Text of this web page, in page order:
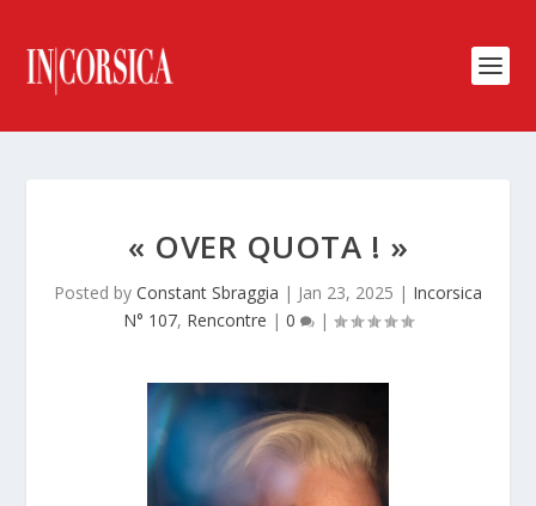
« OVER QUOTA ! »
Posted by Constant Sbraggia | Jan 23, 2025 | Incorsica
N° 107, Rencontre | 0 |